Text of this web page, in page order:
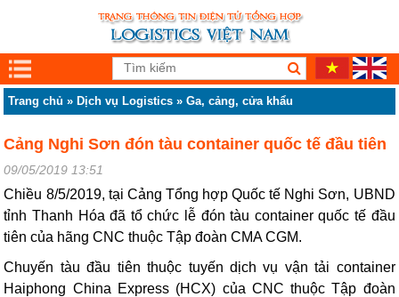
Trang chủ » Dịch vụ Logistics »Ga, cảng, cửa khẩu
Cảng Nghi Sơn đón tàu container quốc tế đầu tiên
09/05/2019 13:51
Chiều 8/5/2019, tại Cảng Tổng hợp Quốc tế Nghi Sơn, UBND
tỉnh Thanh Hóa đã tổ chức lễ đón tàu container quốc tế đầu
tiên của hãng CNC thuộc Tập đoàn CMA CGM.
Chuyến tàu đầu tiên thuộc tuyến dịch vụ vận tải container
Haiphong China Express (HCX) của CNC thuộc Tập đoàn